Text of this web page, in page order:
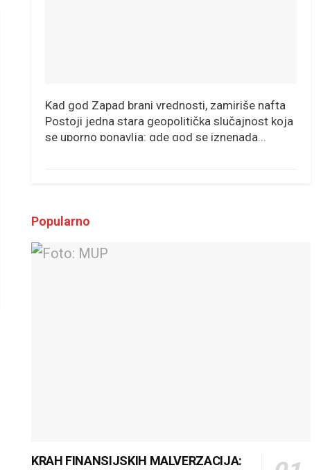
Kad god Zapad brani vrednosti, zamiriše nafta
Postoji jedna stara geopolitička slučajnost koja
se uporno ponavlja: gde god se iznenada...
Popularno
KRAH FINANSIJSKIH MALVERZACIJA: